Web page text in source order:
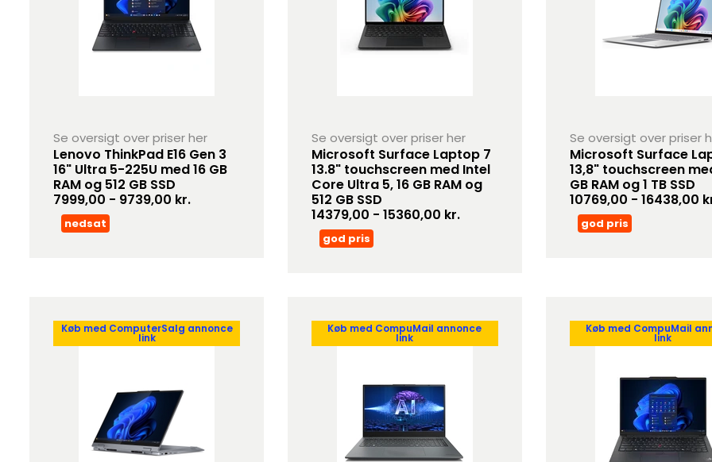
Se oversigt over priser her
Lenovo ThinkPad E16 Gen 3
16" Ultra 5-225U med 16 GB
RAM og 512 GB SSD
7999,00 - 9739,00 kr.
nedsat
Se oversigt over priser her
Microsoft Surface Laptop 7
13.8" touchscreen med Intel
Core Ultra 5, 16 GB RAM og
512 GB SSD
14379,00 - 15360,00 kr.
god pris
Se oversigt over priser
Microsoft Surface
13,8" touchscreen
GB RAM og 1 TB SSD
10769,00 - 16438,00
god pris
Køb med ComputerSalg annonce
link
Køb med CompuMail annonce
link
Køb med CompuMail
link